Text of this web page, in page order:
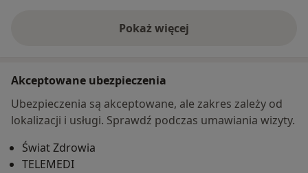
Pokaż więcej
o adresie
Akceptowane ubezpieczenia
Ubezpieczenia są akceptowane, ale zakres zależy od
lokalizacji i usługi. Sprawdź podczas umawiania wizyty.
Świat Zdrowia
TELEMEDI